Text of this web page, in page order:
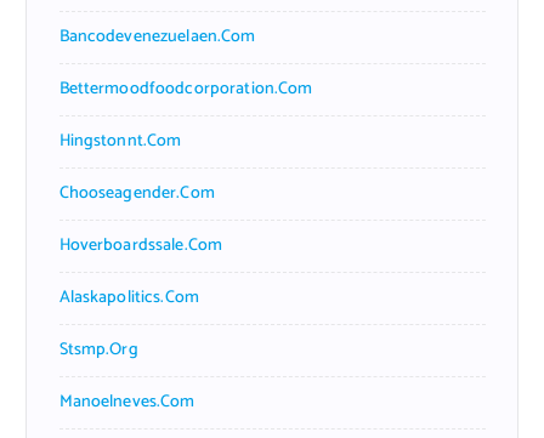
Bancodevenezuelaen.com
Bettermoodfoodcorporation.com
Hingstonnt.com
Chooseagender.com
Hoverboardssale.com
Alaskapolitics.com
Stsmp.org
Manoelneves.com